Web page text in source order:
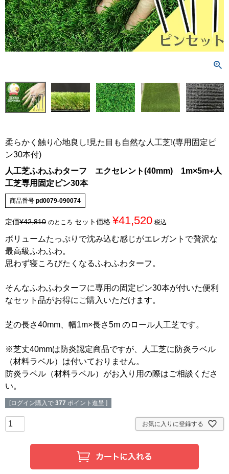
柔らかく触り心地良し!見た目も自然な人工芝!(専用固定ピ
ン30本付)
人工芝ふわふわターフ エクセレント(40mm) 1m×5m+人
工芝専用固定ピン30本
商品番号 pd0079-090074
定価¥42,810 のところ セット価格 ¥41,520 税込
ボリュームたっぷりで沈み込む感じがエレガントで贅沢な
最高級ふわふわ。
思わず寝ころびたくなるふわふわターフ。
そんなふわふわターフに専用の固定ピン30本が付いた便利
なセット品がお得にご購入いただけます。
芝の長さ40mm、幅1m×長さ5m のロール人工芝です。
※芝丈40mmは防炎認定商品ですが、人工芝に防炎ラベル
（材料ラベル）は付いておりません。
防炎ラベル（材料ラベル）がお入り用の際はご相談くださ
い。
[ログイン購入で 377 ポイント進呈 ]
お気に入りに登録する